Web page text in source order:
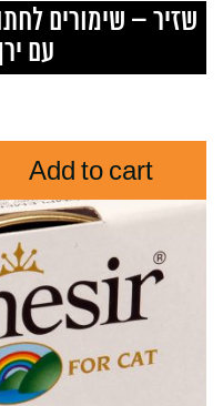
שזיר – שימורים
עם ירך
Add to cart